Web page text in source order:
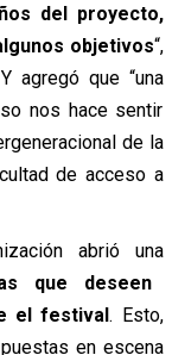
del proyecto,
objetivos“,
agregó que “una
nos hace sentir
de la
de acceso a
abrió una
que deseen
el festival. Esto,
en escena